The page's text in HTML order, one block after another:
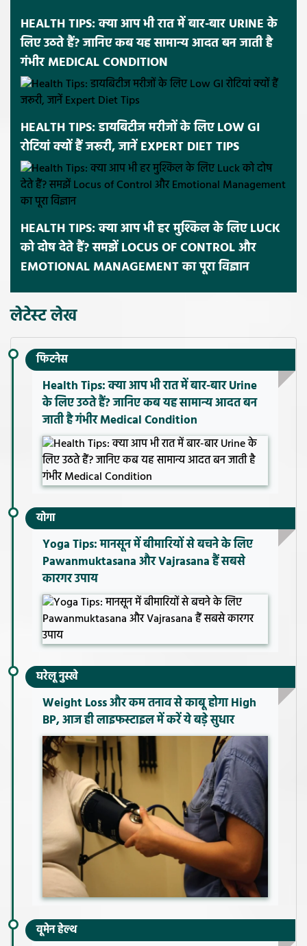
HEALTH TIPS: क्या आप भी रात में बार-बार URINE के
लिए उठते हैं? जानिए कब यह सामान्य आदत बन जाती है
गंभीर MEDICAL CONDITION
HEALTH TIPS: डायबिटीज मरीजों के लिए LOW GI
रोटियां क्यों हैं जरूरी, जानें EXPERT DIET TIPS
HEALTH TIPS: क्या आप भी हर मुश्किल के लिए LUCK
को दोष देते हैं? समझें LOCUS OF CONTROL और
EMOTIONAL MANAGEMENT का पूरा विज्ञान
लेटेस्ट लेख
फिटनेस
Health Tips: क्या आप भी रात में बार-बार Urine
के लिए उठते हैं? जानिए कब यह सामान्य आदत बन
जाती है गंभीर Medical Condition
योगा
Yoga Tips: मानसून में बीमारियों से बचने के लिए
Pawanmuktasana और Vajrasana हैं सबसे
कारगर उपाय
घरेलू नुस्खे
Weight Loss और कम तनाव से काबू होगा High
BP, आज ही लाइफस्टाइल में करें ये बड़े सुधार
वूमेन हेल्थ